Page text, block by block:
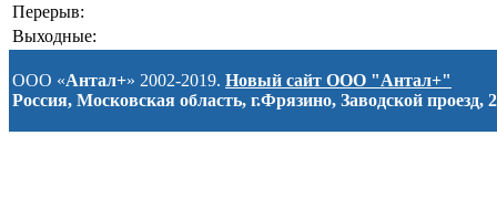
Перерыв:
Выходные:
ООО «Антал+» 2002-2019. Новый сайт ООО "Антал+"
Россия, Московская область, г.Фрязино, Заводской проезд, 2